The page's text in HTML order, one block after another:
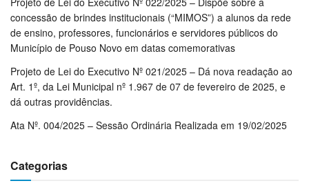
concessão de brindes institucionais (“MIMOS”) a alunos da rede
de ensino, professores, funcionários e servidores públicos do
Município de Pouso Novo em datas comemorativas
Projeto de Lei do Executivo Nº 021/2025 – Dá nova readação ao
Art. 1º, da Lei Municipal nº 1.967 de 07 de fevereiro de 2025, e
dá outras providências.
Ata Nº. 004/2025 – Sessão Ordinária Realizada em 19/02/2025
Categorias